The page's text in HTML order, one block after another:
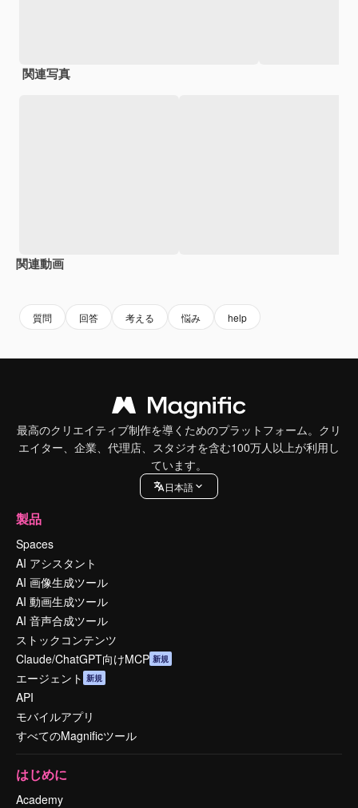
関連写真
関連動画
質問 回答 考える 悩み help
最高のクリエイティブ制作を導くためのプラットフォーム。クリ
エイター、企業、代理店、スタジオを含む100万人以上が利用し
ています。
日本語
製品
Spaces
AI アシスタント
AI 画像生成ツール
AI 動画生成ツール
AI 音声合成ツール
ストックコンテンツ
Claude/ChatGPT向けMCP 新規
エージェント 新規
API
モバイルアプリ
すべてのMagnificツール
はじめに
Academy